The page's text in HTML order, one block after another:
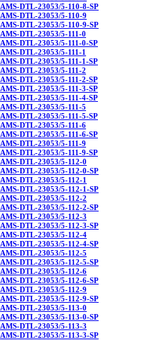
AMS-DTL-23053/5-110-8-SP
AMS-DTL-23053/5-110-9
AMS-DTL-23053/5-110-9-SP
AMS-DTL-23053/5-111-0
AMS-DTL-23053/5-111-0-SP
AMS-DTL-23053/5-111-1
AMS-DTL-23053/5-111-1-SP
AMS-DTL-23053/5-111-2
AMS-DTL-23053/5-111-2-SP
AMS-DTL-23053/5-111-3-SP
AMS-DTL-23053/5-111-4-SP
AMS-DTL-23053/5-111-5
AMS-DTL-23053/5-111-5-SP
AMS-DTL-23053/5-111-6
AMS-DTL-23053/5-111-6-SP
AMS-DTL-23053/5-111-9
AMS-DTL-23053/5-111-9-SP
AMS-DTL-23053/5-112-0
AMS-DTL-23053/5-112-0-SP
AMS-DTL-23053/5-112-1
AMS-DTL-23053/5-112-1-SP
AMS-DTL-23053/5-112-2
AMS-DTL-23053/5-112-2-SP
AMS-DTL-23053/5-112-3
AMS-DTL-23053/5-112-3-SP
AMS-DTL-23053/5-112-4
AMS-DTL-23053/5-112-4-SP
AMS-DTL-23053/5-112-5
AMS-DTL-23053/5-112-5-SP
AMS-DTL-23053/5-112-6
AMS-DTL-23053/5-112-6-SP
AMS-DTL-23053/5-112-9
AMS-DTL-23053/5-112-9-SP
AMS-DTL-23053/5-113-0
AMS-DTL-23053/5-113-0-SP
AMS-DTL-23053/5-113-3
AMS-DTL-23053/5-113-3-SP